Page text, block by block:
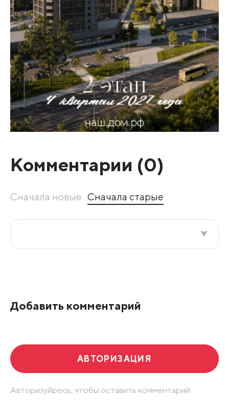
Комментарии (0)
Сначала новые Сначала старые
Добавить комментарий
АВТОРИЗАЦИЯ
Авторизуйресь, чтобы оставить комментарий.